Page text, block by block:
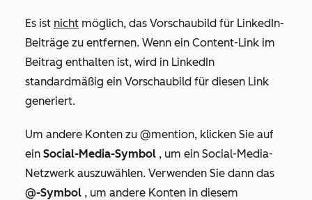
Es ist nicht möglich, das Vorschaubild für LinkedIn-
Beiträge zu entfernen. Wenn ein Content-Link im
Beitrag enthalten ist, wird in LinkedIn
standardmäßig ein Vorschaubild für diesen Link
generiert.
Um andere Konten zu @mention, klicken Sie auf
ein Social-Media-Symbol , um ein Social-Media-
Netzwerk auszuwählen. Verwenden Sie dann das
@-Symbol , um andere Konten in diesem